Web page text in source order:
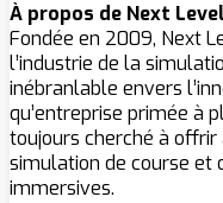
À propos de Next
Fondée en 2009, Next
l’industrie de la
inébranlable envers
qu’entreprise primée à
toujours cherché à offrir
simulation de course et
immersives.